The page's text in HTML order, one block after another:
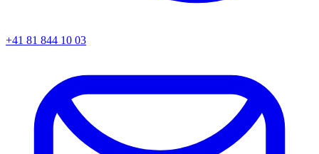
+41 81 844 10 03